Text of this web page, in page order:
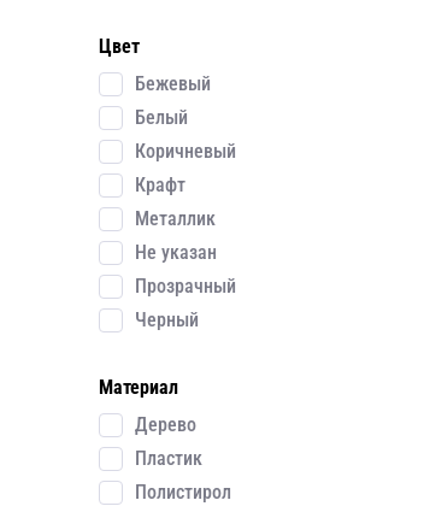
Цвет
Бежевый
Белый
Коричневый
Крафт
Металлик
Не указан
Прозрачный
Черный
Материал
Дерево
Пластик
Полистирол